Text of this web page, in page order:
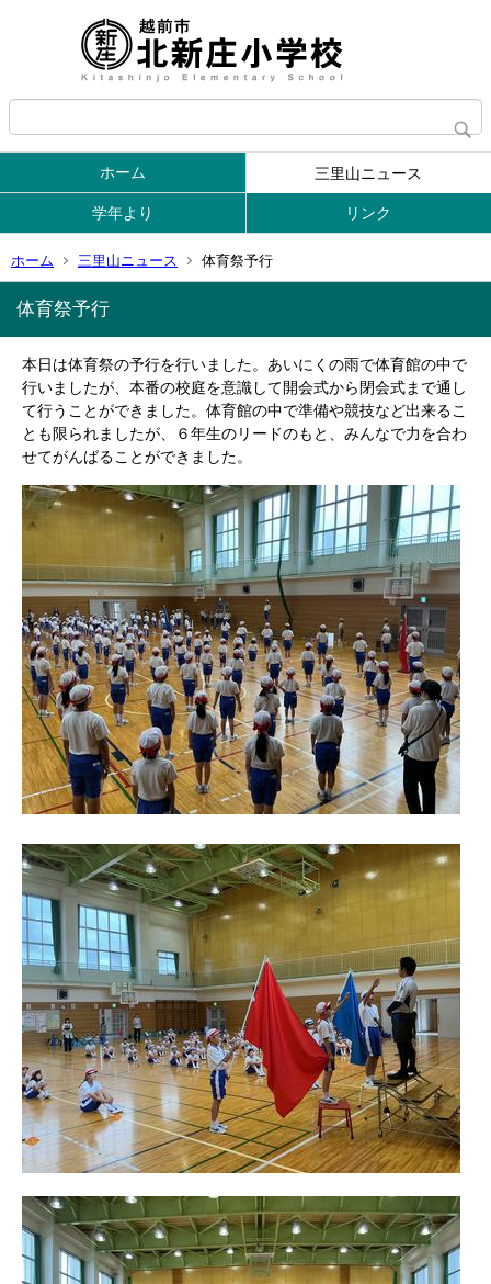
ホーム 三里山ニュース
学年より リンク
ホーム 三里山ニュース 体育祭予行
体育祭予行
本日は体育祭の予行を行いました。あいにくの雨で体育館の中で
行いましたが、本番の校庭を意識して開会式から閉会式まで通し
て行うことができました。体育館の中で準備や競技など出来るこ
とも限られましたが、６年生のリードのもと、みんなで力を合わ
せてがんばることができました。